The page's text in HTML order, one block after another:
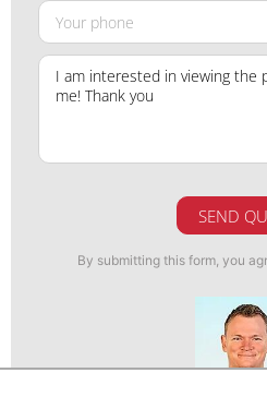
SEND
By submitting this form, you